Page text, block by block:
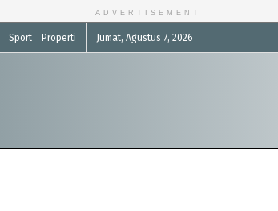
ADVERTISEMENT
Sport Properti Jumat, Agustus 7, 2026